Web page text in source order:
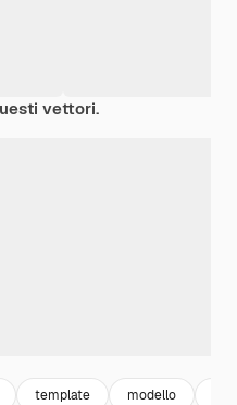
vettori.
template modello